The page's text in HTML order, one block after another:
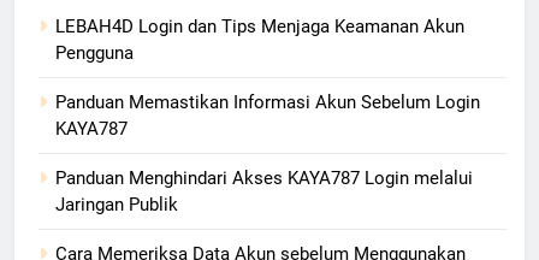
LEBAH4D Login dan Tips Menjaga Keamanan Akun
Pengguna
Panduan Memastikan Informasi Akun Sebelum Login
KAYA787
Panduan Menghindari Akses KAYA787 Login melalui
Jaringan Publik
Cara Memeriksa Data Akun sebelum Menggunakan